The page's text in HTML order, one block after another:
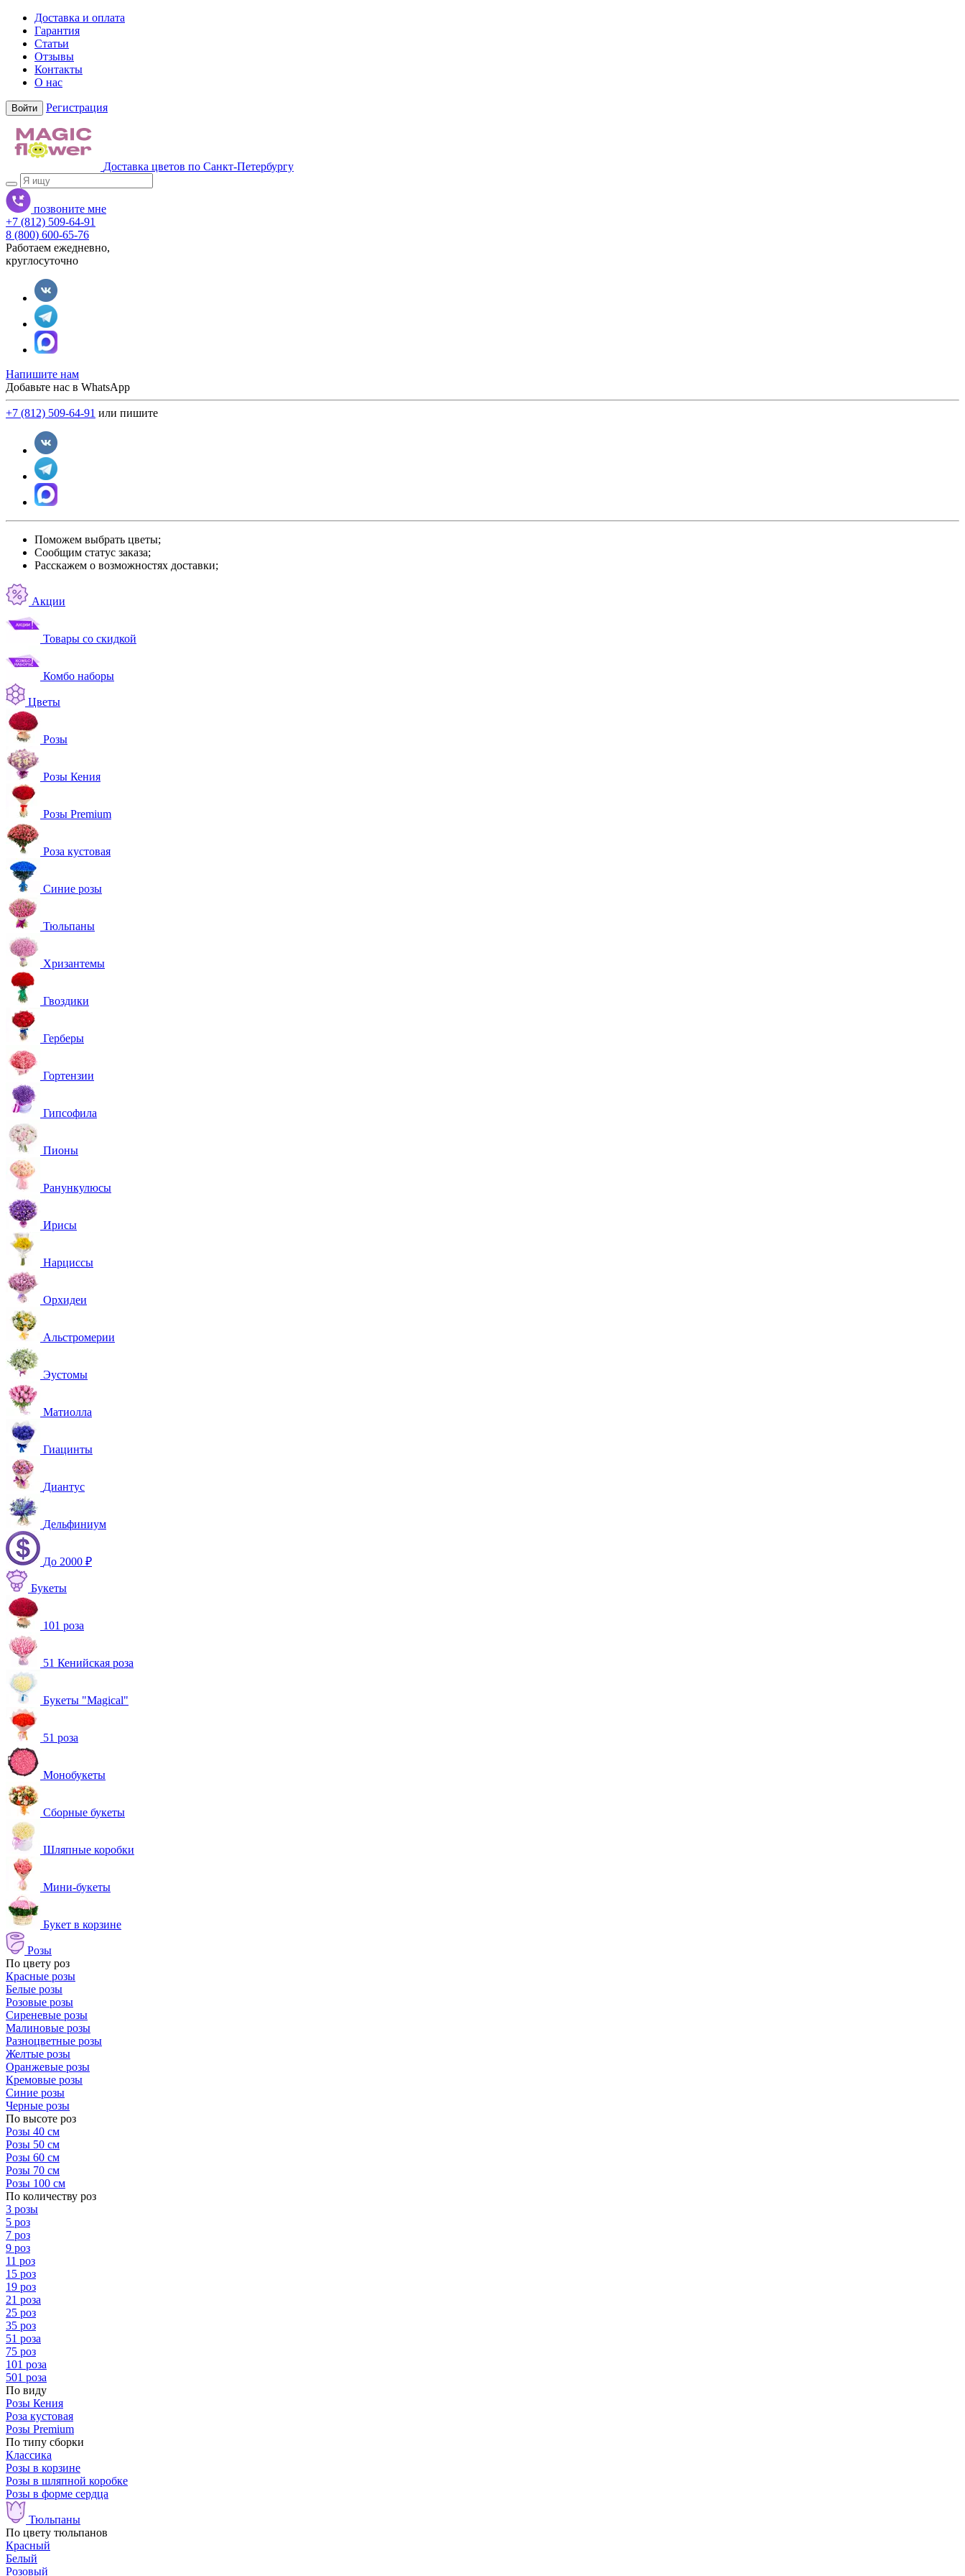
Доставка и оплата
Гарантия
Статьи
Отзывы
Контакты
О нас
Войти Регистрация
Доставка цветов по Санкт-Петербургу
позвоните мне
+7 (812) 509-64-91
8 (800) 600-65-76
Работаем ежедневно,
круглосуточно
Напишите нам
Добавьте нас в WhatsApp
+7 (812) 509-64-91 или пишите
Поможем выбрать цветы;
Сообщим статус заказа;
Расскажем о возможностях доставки;
Акции
Товары со скидкой
Комбо наборы
Цветы
Розы
Розы Кения
Розы Premium
Роза кустовая
Синие розы
Тюльпаны
Хризантемы
Гвоздики
Герберы
Гортензии
Гипсофила
Пионы
Ранункулюсы
Ирисы
Нарциссы
Орхидеи
Альстромерии
Эустомы
Матиолла
Гиацинты
Диантус
Дельфиниум
До 2000 ₽
Букеты
101 роза
51 Кенийская роза
Букеты "Magical"
51 роза
Монобукеты
Сборные букеты
Шляпные коробки
Мини-букеты
Букет в корзине
Розы
По цвету роз
Красные розы
Белые розы
Розовые розы
Сиреневые розы
Малиновые розы
Разноцветные розы
Желтые розы
Оранжевые розы
Кремовые розы
Синие розы
Черные розы
По высоте роз
Розы 40 см
Розы 50 см
Розы 60 см
Розы 70 см
Розы 100 см
По количеству роз
3 розы
5 роз
7 роз
9 роз
11 роз
15 роз
19 роз
21 роза
25 роз
35 роз
51 роза
75 роз
101 роза
501 роза
По виду
Розы Кения
Роза кустовая
Розы Premium
По типу сборки
Классика
Розы в корзине
Розы в шляпной коробке
Розы в форме сердца
Тюльпаны
По цвету тюльпанов
Красный
Белый
Розовый